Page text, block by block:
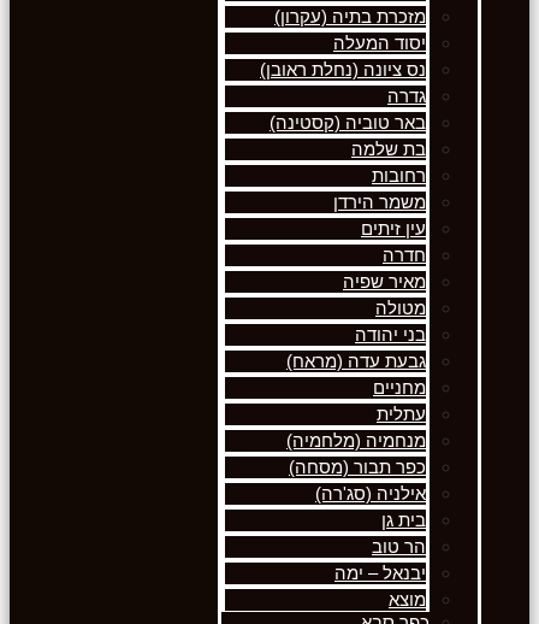
מזכרת בתיה (עקרון)
יסוד המעלה
נס ציונה (נחלת ראובן)
גדרה
באר טוביה (קסטינה)
בת שלמה
רחובות
משמר הירדן
עין זיתים
חדרה
מאיר שפיה
מטולה
בני יהודה
גבעת עדה (מראח)
מחניים
עתלית
מנחמיה (מלחמיה)
כפר תבור (מסחה)
אילניה (סג'רה)
בית גן
הר טוב
יבנאל – ימה
מוצא